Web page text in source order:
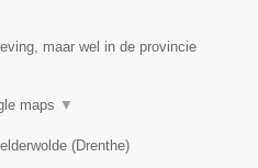
maar wel in de provincie
maps ▼
(Drenthe)